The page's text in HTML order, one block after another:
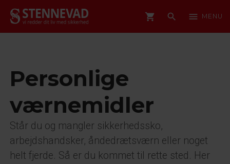
shopping_cart search menu MENU
Personlige
værnemidler
Står du og mangler sikkerhedssko,
arbejdshandsker, åndedrætsværn eller noget
helt fjerde. Så er du kommet til rette sted. Her